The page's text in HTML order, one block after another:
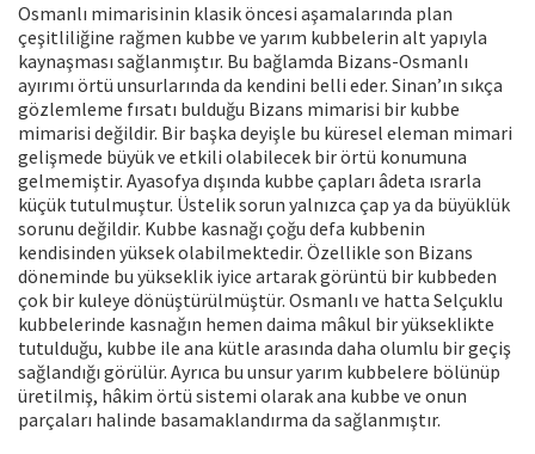
Osmanlı mimarisinin klasik öncesi aşamalarında plan
çeşitliliğine rağmen kubbe ve yarım kubbelerin alt yapıyla
kaynaşması sağlanmıştır. Bu bağlamda Bizans-Osmanlı
ayırımı örtü unsurlarında da kendini belli eder. Sinan’ın sıkça
gözlemleme fırsatı bulduğu Bizans mimarisi bir kubbe
mimarisi değildir. Bir başka deyişle bu küresel eleman mimari
gelişmede büyük ve etkili olabilecek bir örtü konumuna
gelmemiştir. Ayasofya dışında kubbe çapları âdeta ısrarla
küçük tutulmuştur. Üstelik sorun yalnızca çap ya da büyüklük
sorunu değildir. Kubbe kasnağı çoğu defa kubbenin
kendisinden yüksek olabilmektedir. Özellikle son Bizans
döneminde bu yükseklik iyice artarak görüntü bir kubbeden
çok bir kuleye dönüştürülmüştür. Osmanlı ve hatta Selçuklu
kubbelerinde kasnağın hemen daima mâkul bir yükseklikte
tutulduğu, kubbe ile ana kütle arasında daha olumlu bir geçiş
sağlandığı görülür. Ayrıca bu unsur yarım kubbelere bölünüp
üretilmiş, hâkim örtü sistemi olarak ana kubbe ve onun
parçaları halinde basamaklandırma da sağlanmıştır.